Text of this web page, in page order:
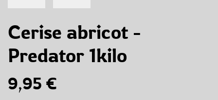
Cerise abricot -
Predator 1kilo
9,95 €